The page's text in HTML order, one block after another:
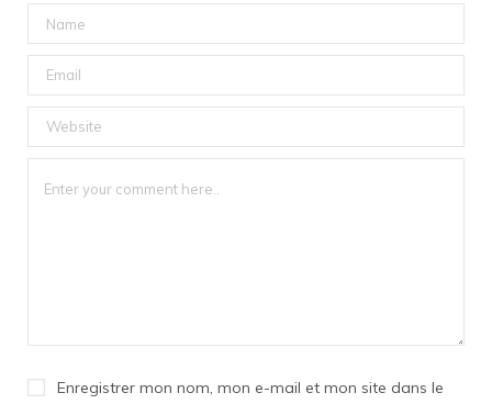
Enregistrer mon nom, mon e-mail et mon site dans le